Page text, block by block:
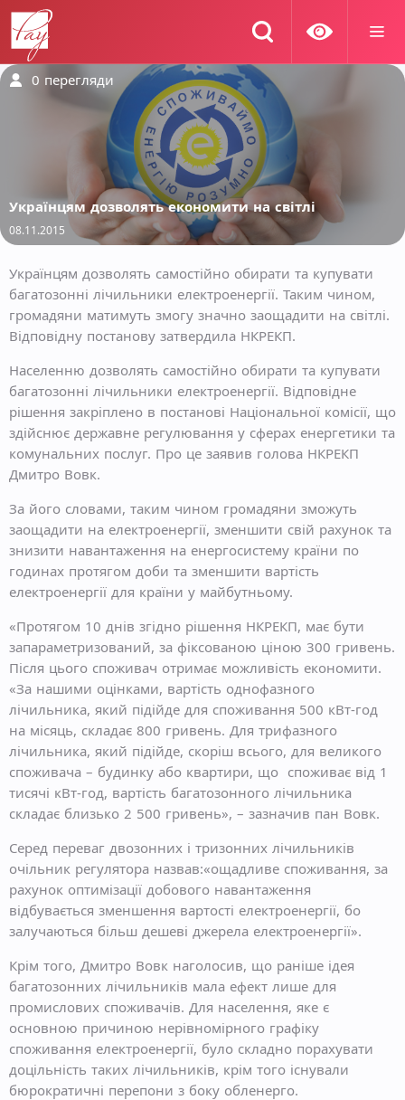
0 перегляди
Українцям дозволять економити на світлі
08.11.2015
Українцям дозволять самостійно обирати та купувати
багатозонні лічильники електроенергії. Таким чином,
громадяни матимуть змогу значно заощадити на світлі.
Відповідну постанову затвердила НКРЕКП.
Населенню дозволять самостійно обирати та купувати
багатозонні лічильники електроенергії. Відповідне
рішення закріплено в постанові Національної комісії, що
здійснює державне регулювання у сферах енергетики та
комунальних послуг. Про це заявив голова НКРЕКП
Дмитро Вовк.
За його словами, таким чином громадяни зможуть
заощадити на електроенергії, зменшити свій рахунок та
знизити навантаження на енергосистему країни по
годинах протягом доби та зменшити вартість
електроенергії для країни у майбутньому.
«Протягом 10 днів згідно рішення НКРЕКП, має бути
запараметризований, за фіксованою ціною 300 гривень.
Після цього споживач отримає можливість економити.
«За нашими оцінками, вартість однофазного
лічильника, який підійде для споживання 500 кВт-год
на місяць, складає 800 гривень. Для трифазного
лічильника, який підійде, скоріш всього, для великого
споживача – будинку або квартири, що споживає від 1
тисячі кВт-год, вартість багатозонного лічильника
складає близько 2 500 гривень», – зазначив пан Вовк.
Серед переваг двозонних і тризонних лічильників
очільник регулятора назвав:«ощадливе споживання, за
рахунок оптимізації добового навантаження
відбувається зменшення вартості електроенергії, бо
залучаються більш дешеві джерела електроенергії».
Крім того, Дмитро Вовк наголосив, що раніше ідея
багатозонних лічильників мала ефект лише для
промислових споживачів. Для населення, яке є
основною причиною нерівномірного графіку
споживання електроенергії, було складно порахувати
доцільність таких лічильників, крім того існували
бюрократичні перепони з боку обленерго.